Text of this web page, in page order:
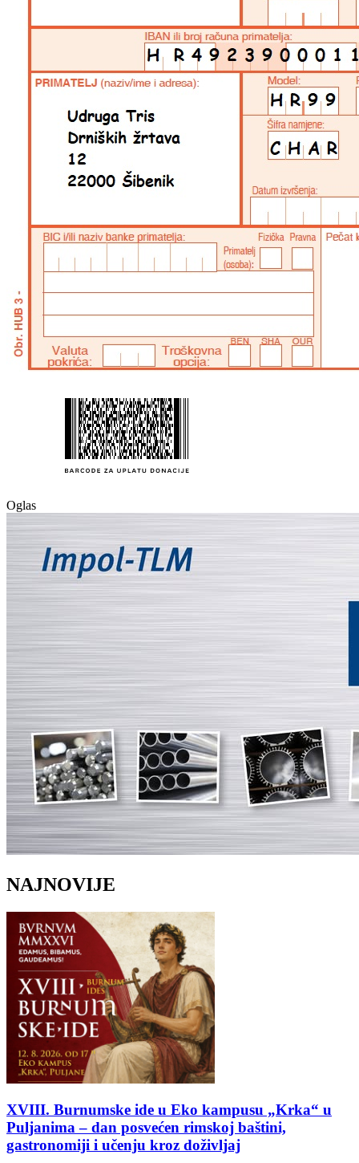
Oglas
NAJNOVIJE
XVIII. Burnumske ide u Eko kampusu „Krka“ u
Puljanima – dan posvećen rimskoj baštini,
gastronomiji i učenju kroz doživljaj